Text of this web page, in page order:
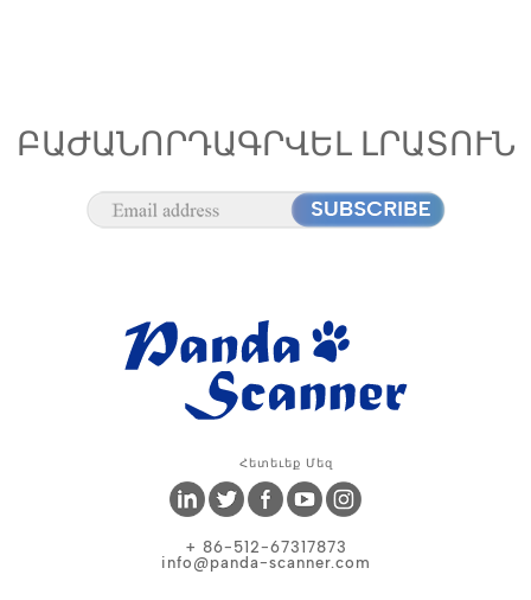
ԲԱԺԱՆՈՐԴԱԳՐՎԵԼ ԼՐԱՏՈՒՆ
Հետեւեք Մեզ
+ 86-512-67317873
info@panda-scanner.com